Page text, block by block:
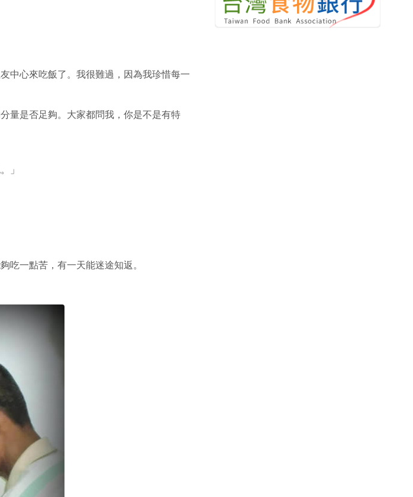
中心來吃飯了。我很難過，因為我珍惜每一
量是否足夠。大家都問我，你是不是有特
」
吃一點苦，有一天能迷途知返。